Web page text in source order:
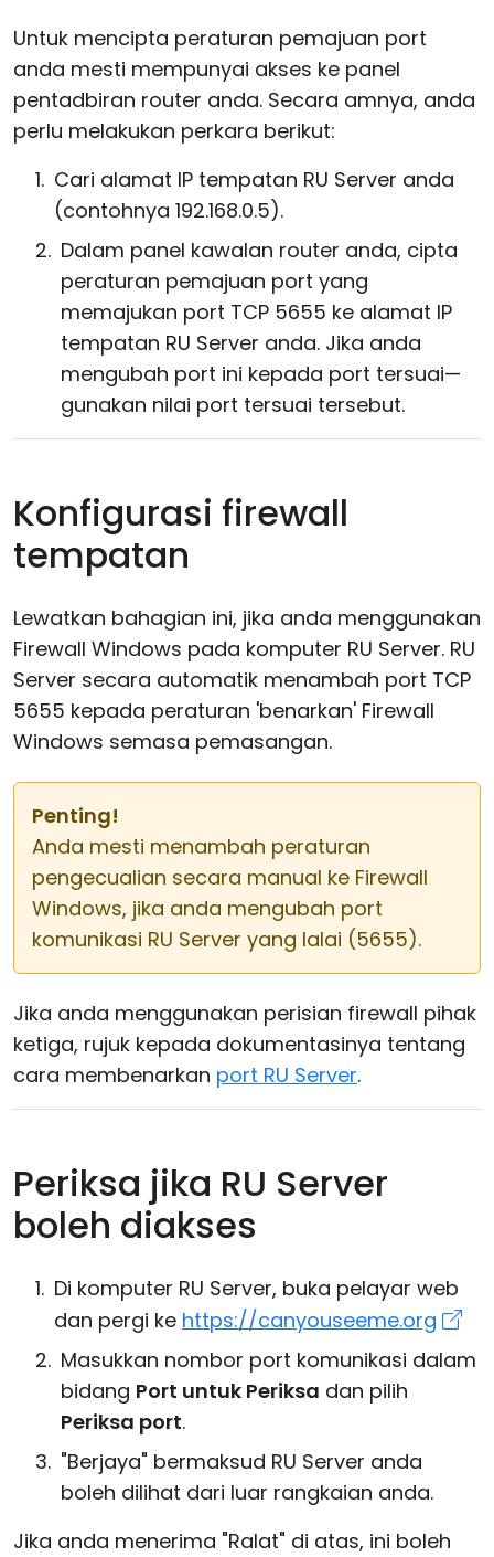
Untuk mencipta peraturan pemajuan port
anda mesti mempunyai akses ke panel
pentadbiran router anda. Secara amnya, anda
perlu melakukan perkara berikut:
Cari alamat IP tempatan RU Server anda
(contohnya 192.168.0.5).
Dalam panel kawalan router anda, cipta
peraturan pemajuan port yang
memajukan port TCP 5655 ke alamat IP
tempatan RU Server anda. Jika anda
mengubah port ini kepada port tersuai—
gunakan nilai port tersuai tersebut.
Konfigurasi firewall
tempatan
Lewatkan bahagian ini, jika anda menggunakan
Firewall Windows pada komputer RU Server. RU
Server secara automatik menambah port TCP
5655 kepada peraturan 'benarkan' Firewall
Windows semasa pemasangan.
Penting!
Anda mesti menambah peraturan
pengecualian secara manual ke Firewall
Windows, jika anda mengubah port
komunikasi RU Server yang lalai (5655).
Jika anda menggunakan perisian firewall pihak
ketiga, rujuk kepada dokumentasinya tentang
cara membenarkan port RU Server.
Periksa jika RU Server
boleh diakses
Di komputer RU Server, buka pelayar web
dan pergi ke https://canyouseeme.org
Masukkan nombor port komunikasi dalam
bidang Port untuk Periksa dan pilih
Periksa port.
"Berjaya" bermaksud RU Server anda
boleh dilihat dari luar rangkaian anda.
Jika anda menerima "Ralat" di atas, ini boleh